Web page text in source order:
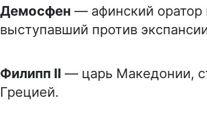
Демосфен — афинский оратор
выступавший против
Филипп II — царь Македонии,
Грецией.